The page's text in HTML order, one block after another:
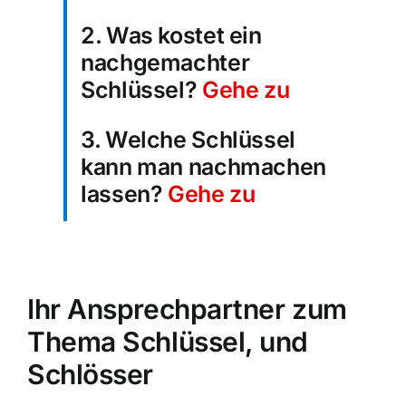
2. Was kostet ein
nachgemachter
Schlüssel? Gehe zu
3. Welche Schlüssel
kann man nachmachen
lassen? Gehe zu
Ihr Ansprechpartner zum
Thema Schlüssel, und
Schlösser